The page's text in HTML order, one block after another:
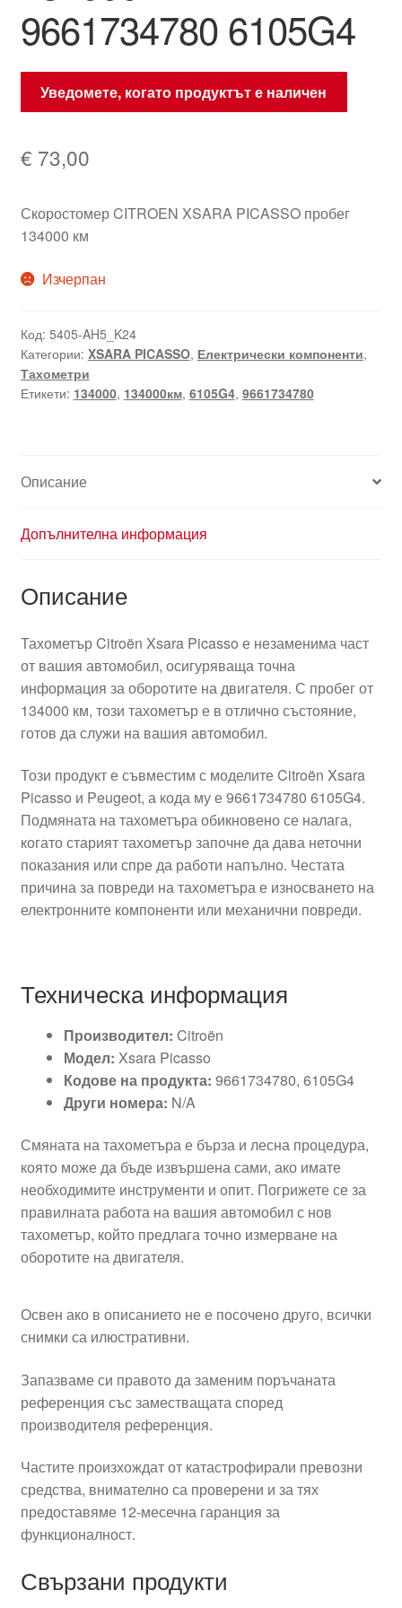
9661734780 6105G4
Уведомете, когато продуктът е наличен
€ 73,00
Скоростомер CITROEN XSARA PICASSO пробег
134000 км
Изчерпан
Код: 5405-AH5_K24
Категории: XSARA PICASSO, Електрически компоненти,
Тахометри
Етикети: 134000, 134000км, 6105G4, 9661734780
Описание
Допълнителна информация
Описание
Тахометър Citroën Xsara Picasso е незаменима част
от вашия автомобил, осигуряваща точна
информация за оборотите на двигателя. С пробег от
134000 км, този тахометър е в отлично състояние,
готов да служи на вашия автомобил.
Този продукт е съвместим с моделите Citroën Xsara
Picasso и Peugeot, а кода му е 9661734780 6105G4.
Подмяната на тахометъра обикновено се налага,
когато старият тахометър започне да дава неточни
показания или спре да работи напълно. Честата
причина за повреди на тахометъра е износването на
електронните компоненти или механични повреди.
Техническа информация
Производител: Citroën
Модел: Xsara Picasso
Кодове на продукта: 9661734780, 6105G4
Други номера: N/A
Смяната на тахометъра е бърза и лесна процедура,
която може да бъде извършена сами, ако имате
необходимите инструменти и опит. Погрижете се за
правилната работа на вашия автомобил с нов
тахометър, който предлага точно измерване на
оборотите на двигателя.
Освен ако в описанието не е посочено друго, всички
снимки са илюстративни.
Запазваме си правото да заменим поръчаната
референция със заместващата според
производителя референция.
Частите произхождат от катастрофирали превозни
средства, внимателно са проверени и за тях
предоставяме 12-месечна гаранция за
функционалност.
Свързани продукти